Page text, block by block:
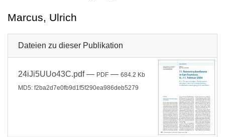
Marcus, Ulrich
Dateien zu dieser Publikation
24iJi5UUo43C.pdf— PDF — 684.2 Kb
MD5: f2ba2d7e0fb9d1f5f290ea986deb5279